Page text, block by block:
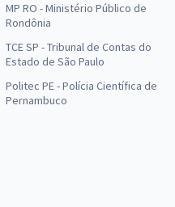
MP RO - Ministério Público de
Rondônia
TCE SP - Tribunal de Contas do
Estado de São Paulo
Politec PE - Polícia Científica de
Pernambuco